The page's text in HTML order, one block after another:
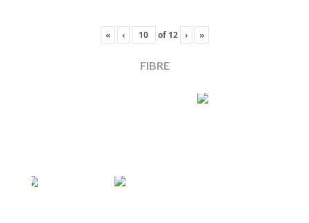
« ‹ of 12 › »
FIBRE